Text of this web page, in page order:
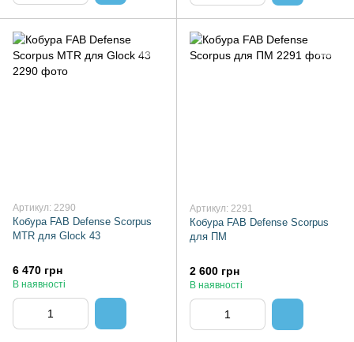
Артикул: 2290
Кобура FAB Defense Scorpus
MTR для Glock 43
6 470 грн
В наявності
Артикул: 2291
Кобура FAB Defense Scorpus
для ПМ
2 600 грн
В наявності